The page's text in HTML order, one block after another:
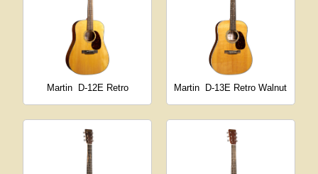
Martin D-12E Retro Martin D-13E Retro Walnut